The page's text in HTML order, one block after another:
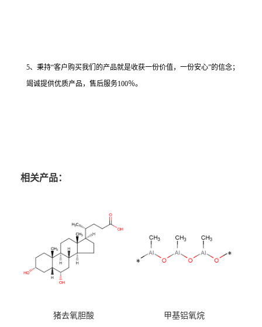
5、秉持“客户购买我们的产品就是收获一份价值，一份安心”的信念；
竭诚提供优质产品，售后服务100％。
相关产品：
猪去氧胆酸 甲基铝氧烷